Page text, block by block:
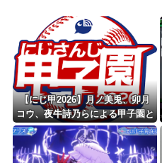
【にじ甲2026】月ノ美兎、卯月
コウ、夜牛詩乃らによる甲子園と
かも見たくはある